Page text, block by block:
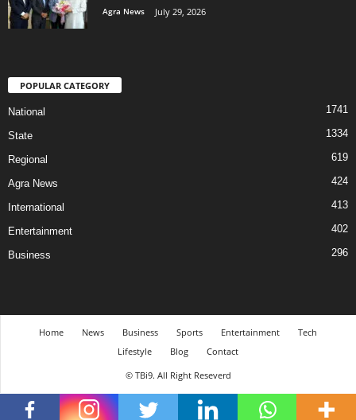
Agra News July 29, 2026
POPULAR CATEGORY
National 1741
State 1334
Regional 619
Agra News 424
International 413
Entertainment 402
Business 296
Home News Business Sports Entertainment
Tech
Lifestyle
Blog
Contact
© TBi9. All Right Reseverd